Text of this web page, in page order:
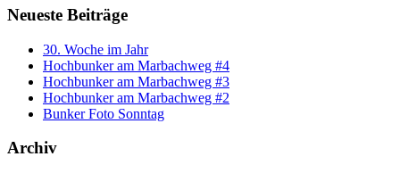
Neueste Beiträge
30. Woche im Jahr
Hochbunker am Marbachweg #4
Hochbunker am Marbachweg #3
Hochbunker am Marbachweg #2
Bunker Foto Sonntag
Archiv